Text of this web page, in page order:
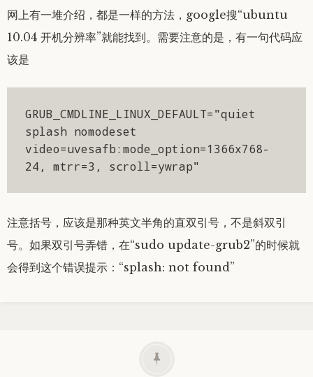
网上有一堆介绍，都是一样的方法，google搜“ubuntu
10.04 开机分辨率”就能找到。需要注意的是，有一句代码应
该是
GRUB_CMDLINE_LINUX_DEFAULT="quiet
splash nomodeset
video=uvesafb:mode_option=1366x768-
24, mtrr=3, scroll=ywrap"
注意括号，应该是那种英文半角的直双引号，不是斜双引
号。如果双引号弄错，在“sudo update-grub2”的时候就
会得到这个错误提示：“splash: not found”